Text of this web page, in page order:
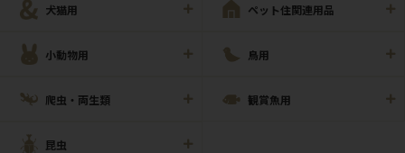
犬猫用 ペット住関連用品
小動物用 鳥用
爬虫・両生類 観賞魚用
昆虫